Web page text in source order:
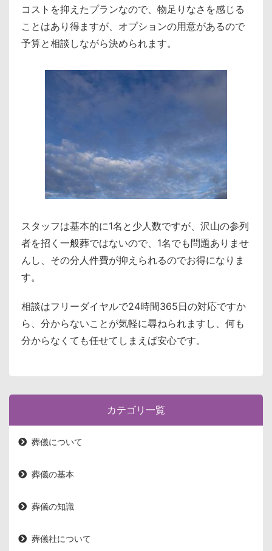
コストを抑えたプランなので、物足りなさを感じる
ことはあり得ますが、オプションの用意があるので
予算と相談しながら決められます。
スタッフは基本的に1名と少人数ですが、沢山の参列
者を招く一般葬ではないので、1名でも問題ありませ
んし、その分人件費が抑えられるのでお得になりま
す。
相談はフリーダイヤルで24時間365日の対応ですか
ら、分からないことが気軽に尋ねられますし、何も
分からなくても任せてしまえば安心です。
カテゴリ一覧
葬儀について
葬儀の基本
葬儀の知識
葬儀社について